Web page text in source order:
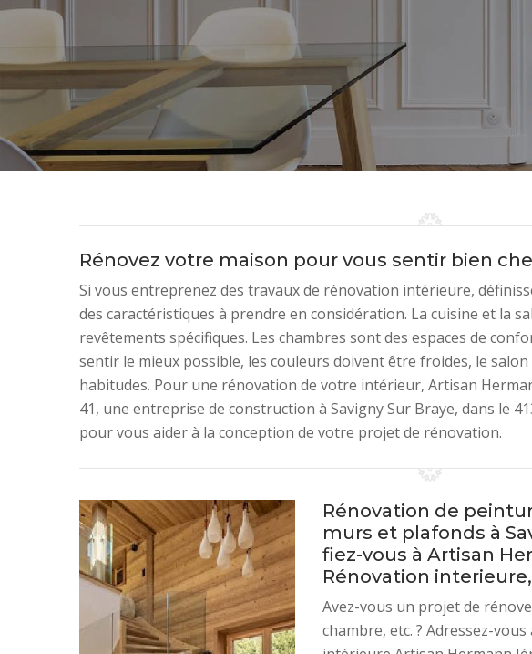
Rénovez votre maison pour vous sentir bien
Si vous entreprenez des travaux de rénovation intérieure,
des caractéristiques à prendre en considération. La cuisine et la
revêtements spécifiques. Les chambres sont des espaces de
sentir le mieux possible, les couleurs doivent être froides, le
habitudes. Pour une rénovation de votre intérieur, Artisan
41, une entreprise de construction à Savigny Sur Braye, dans le
pour vous aider à la conception de votre projet de rénovation.
Rénovation de
murs et plafonds à
fiez-vous à Artisan
Rénovation interieure,
Avez-vous un projet de
chambre, etc. ? Adressez-